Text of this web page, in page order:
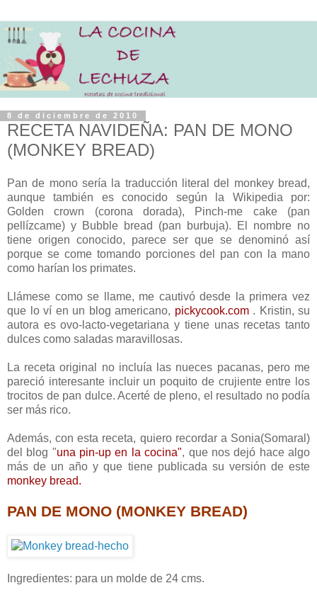
8 de diciembre de 2010
RECETA NAVIDEÑA: PAN DE MONO
(MONKEY BREAD)
Pan de mono sería la traducción literal del monkey bread,
aunque también es conocido según la Wikipedia por:
Golden crown (corona dorada), Pinch-me cake (pan
pellízcame) y Bubble bread (pan burbuja). El nombre no
tiene origen conocido, parece ser que se denominó así
porque se come tomando porciones del pan con la mano
como harían los primates.
Llámese como se llame, me cautivó desde la primera vez
que lo ví en un blog americano, pickycook.com . Kristin, su
autora es ovo-lacto-vegetariana y tiene unas recetas tanto
dulces como saladas maravillosas.
La receta original no incluía las nueces pacanas, pero me
pareció interesante incluir un poquito de crujiente entre los
trocitos de pan dulce. Acerté de pleno, el resultado no podía
ser más rico.
Además, con esta receta, quiero recordar a Sonia(Somaral)
del blog "una pin-up en la cocina", que nos dejó hace algo
más de un año y que tiene publicada su versión de este
monkey bread.
PAN DE MONO (MONKEY BREAD)
Ingredientes: para un molde de 24 cms.